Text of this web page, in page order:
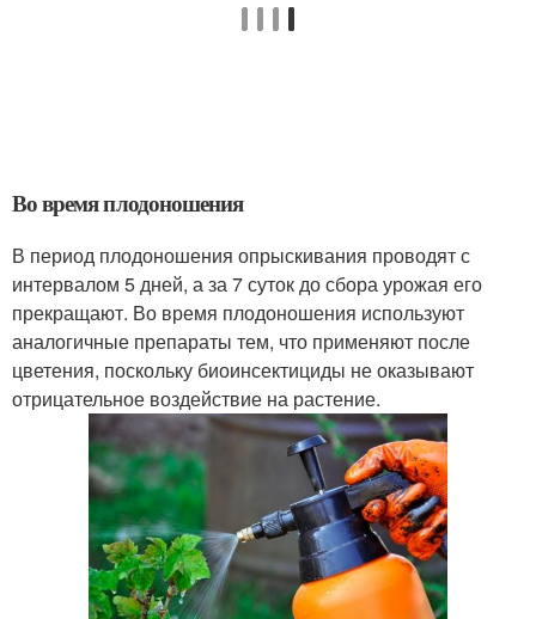
Во время плодоношения
В период плодоношения опрыскивания проводят с
интервалом 5 дней, а за 7 суток до сбора урожая его
прекращают. Во время плодоношения используют
аналогичные препараты тем, что применяют после
цветения, поскольку биоинсектициды не оказывают
отрицательное воздействие на растение.